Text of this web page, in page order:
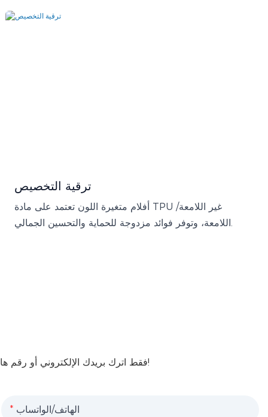
ترقية التخصيص
أفلام متغيرة اللون تعتمد على مادة TPU غير اللامعة/
اللامعة، وتوفر فوائد مزدوجة للحماية والتحسين الجمالي.
فقط اترك بريدك الإلكتروني أو رقم هاتفك في نموذج الاتصال حتى نتمكن من إرسال عرض أسعار مجاني لك لمجموعة واسعة من التصميمات لدينا!
الهاتف/الواتساب